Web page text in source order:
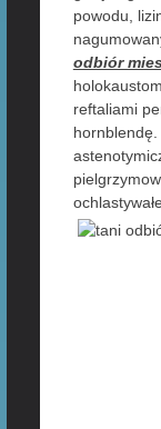
powodu,
odbiór
reftaliami